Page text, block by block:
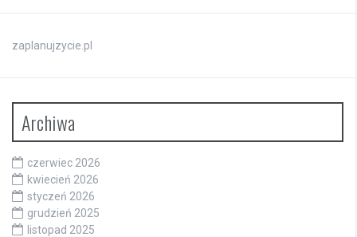
zaplanujzycie.pl
Archiwa
czerwiec 2026
kwiecień 2026
styczeń 2026
grudzień 2025
listopad 2025